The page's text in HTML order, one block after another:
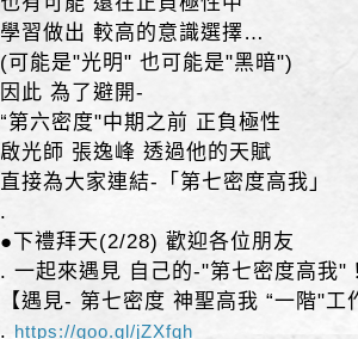
學習做出 較高的意識選擇…
(可能是"光明" 也可能是"黑暗")
因此 為了避開-
“第六密度"中期之前 正負極性
啟光師 張逸峰 透過他的天賦
直接為大家連結-「第七密度高我」
.
●下禮拜天(2/28) 歡迎各位朋友
. 一起來遇見 自己的-"第七密度高我"
【遇見- 第七密度 神聖高我 “一階"工
. https://goo.gl/jZXfqh